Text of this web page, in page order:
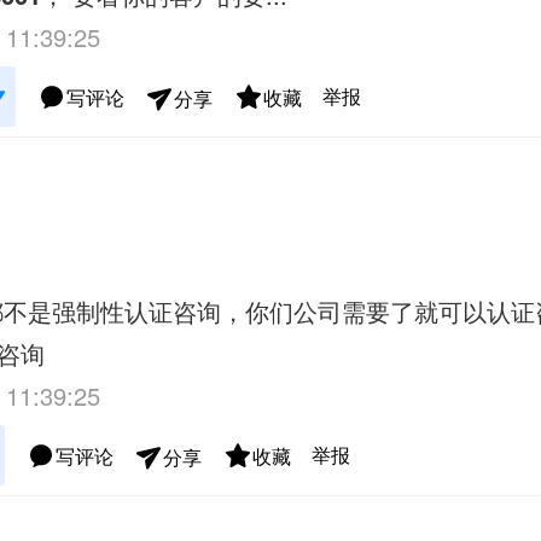
写评论 分享 收藏 举报
是强制性认证咨询，你们公司需要了就可以认
询
写评论 分享 收藏 举报